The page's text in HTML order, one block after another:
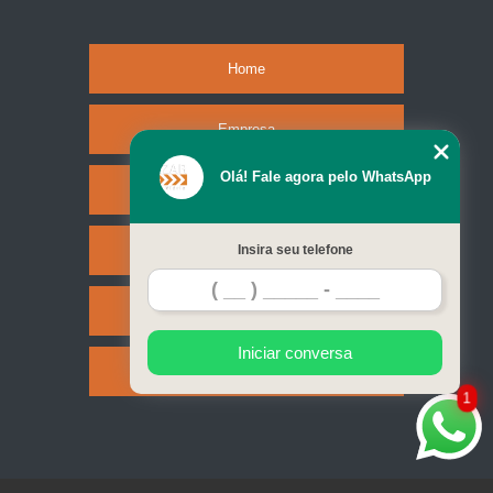
Home
Empresa
Serviços
Contato
Mapa do site
1
Olá! Fale agora pelo WhatsApp
Insira seu telefone
Iniciar conversa